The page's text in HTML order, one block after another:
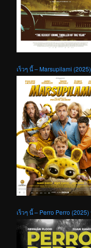
เร็วๆ นี้ – Marsupilami (2025)
เร็วๆ นี้ – Perro Perro